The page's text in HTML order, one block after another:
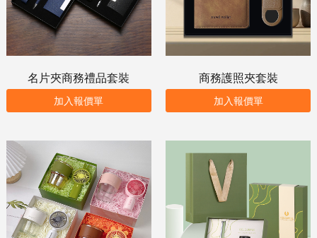
名片夾商務禮品套裝
加入報價單
商務護照夾套裝
加入報價單